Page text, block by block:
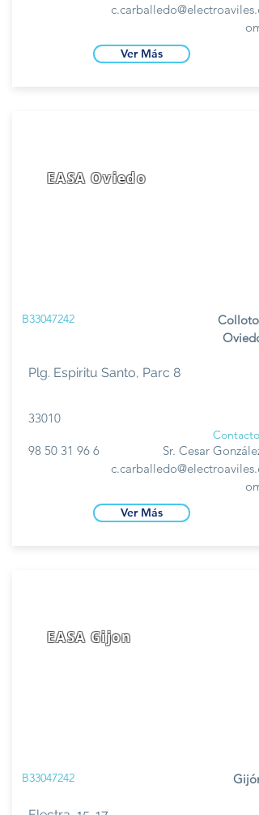
c.carballedo@electroaviles.c
om
Ver Más
EASA Oviedo
B33047242
Colloto-
Oviedo
Plg. Espiritu Santo, Parc 8
33010
Contacto
98 50 31 96 6
Sr. Cesar González
c.carballedo@electroaviles.c
om
Ver Más
EASA Gijon
B33047242 Gijón